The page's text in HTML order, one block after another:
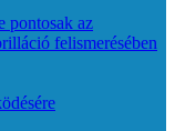
pontosak az
felismerésében